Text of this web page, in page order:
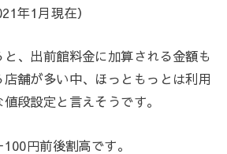
年1月現在）
、出前館料金に加算される金額も
舗が多い中、ほっともっとは利用
段設定と言えそうです。
円前後割高です。